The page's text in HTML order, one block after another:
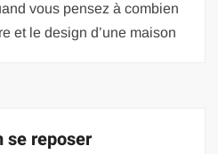
vous pensez à combien
et le design d’une maison
se reposer